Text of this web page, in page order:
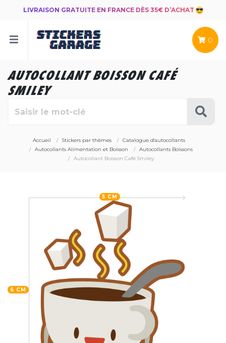
LIVRAISON GRATUITE EN FRANCE DÈS 35€ D’ACHAT
0
AUTOCOLLANT BOISSON CAFÉ
SMILEY
Accueil Stickers par thèmes
Catalogue d'autocollants
Autocollants Alimentation et Boisson
Autocollants Boissons
Autocollant Boisson Café Smiley
6 CM
5 CM